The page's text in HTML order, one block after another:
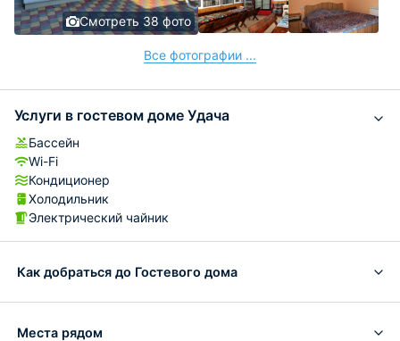
Смотреть 38 фото
Все фотографии ...
Услуги в гостевом доме Удача
Бассейн
Wi-Fi
Кондиционер
Холодильник
Электрический чайник
Как добраться до Гостевого дома
Места рядом